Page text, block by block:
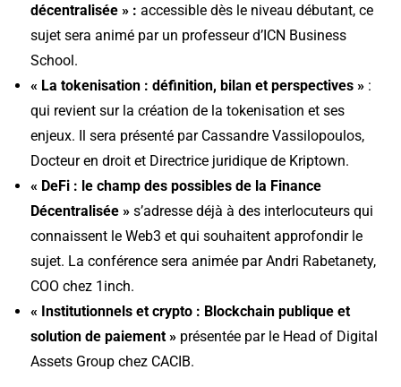
décentralisée » : accessible dès le niveau débutant, ce
sujet sera animé par un professeur d’ICN Business
School.
« La tokenisation : définition, bilan et perspectives » :
qui revient sur la création de la tokenisation et ses
enjeux. Il sera présenté par Cassandre Vassilopoulos,
Docteur en droit et Directrice juridique de Kriptown.
« DeFi : le champ des possibles de la Finance
Décentralisée » s’adresse déjà à des interlocuteurs qui
connaissent le Web3 et qui souhaitent approfondir le
sujet. La conférence sera animée par Andri Rabetanety,
COO chez 1inch.
« Institutionnels et crypto : Blockchain publique et
solution de paiement » présentée par le Head of Digital
Assets Group chez CACIB.